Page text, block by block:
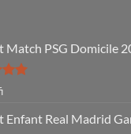
Match PSG Domicile
sur
Enfant Real Madrid